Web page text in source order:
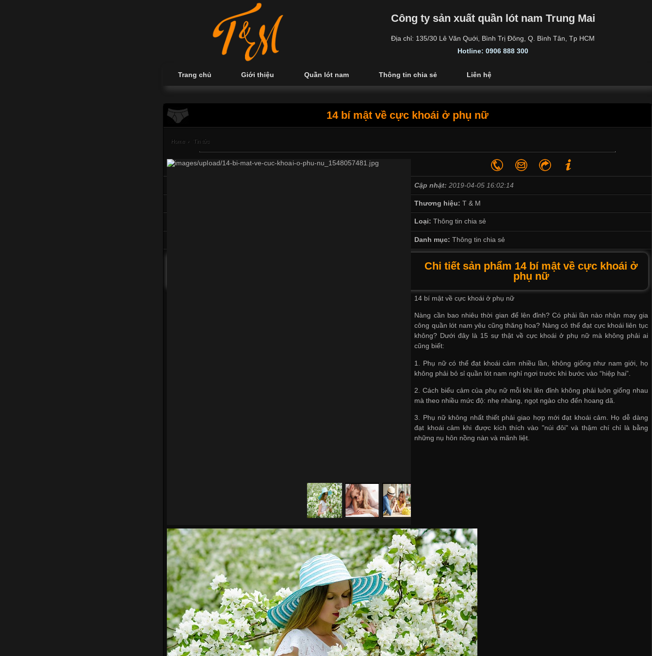
Công ty sản xuất quần lót nam Trung Mai
Địa chỉ: 135/30 Lê Văn Quới, Bình Trị Đông, Q. Bình Tân, Tp HCM
Hotline: 0906 888 300
Trang chủ Giới thiệu Quần lót nam Thông tin chia sẻ Liên hệ
14 bí mật về cực khoái ở phụ nữ
Home › Tin tức
Cập nhật: 2019-04-05 16:02:14
Thương hiệu:T & M
Loại: Thông tin chia sẻ
Danh mục: Thông tin chia sẻ
Chi tiết sản phẩm 14 bí mật về cực khoái ở
phụ nữ
14 bí mật về cực khoái ở phụ nữ
Nàng cần bao nhiêu thời gian để lên đỉnh? Có phải lần nào nhận may gia
công quần lót nam yêu cũng thăng hoa? Nàng có thể đạt cực khoái liên tục
không? Dưới đây là 15 sự thật về cực khoái ở phụ nữ mà không phải ai
cũng biết:
1. Phụ nữ có thể đạt khoái cảm nhiều lần, không giống như nam giới, họ
không phải bỏ sỉ quần lót nam nghỉ ngơi trước khi bước vào “hiệp hai”.
2. Cách biểu cảm của phụ nữ mỗi khi lên đỉnh không phải luôn giống nhau
mà theo nhiều mức độ: nhẹ nhàng, ngọt ngào cho đến hoang dã.
3. Phụ nữ không nhất thiết phải giao hợp mới đạt khoái cảm. Họ dễ dàng
đạt khoái cảm khi được kích thích vào "núi đôi" và thậm chí chỉ là bằng
những nụ hôn nồng nàn và mãnh liệt.